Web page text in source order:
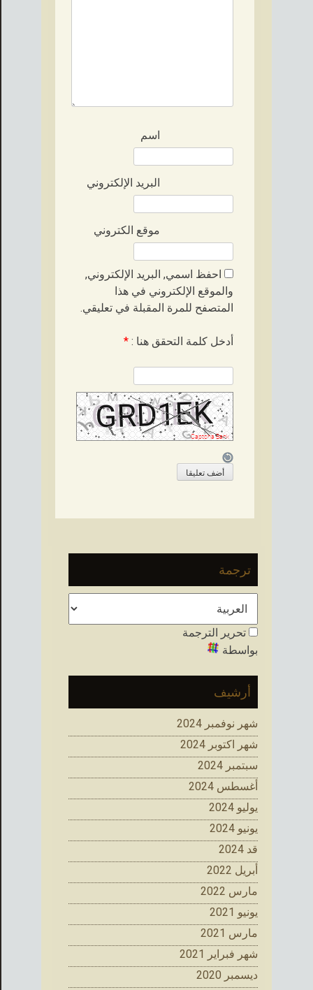
اسم
البريد الإلكتروني
موقع الكتروني
احفظ اسمي, البريد الإلكتروني,
والموقع الإلكتروني في هذا
المتصفح للمرة المقبلة في تعليقي.
أدخل كلمة التحقق هنا : *
ترجمة
تحرير الترجمة
بواسطة
أرشيف
شهر نوفمبر 2024
شهر اكتوبر 2024
سبتمبر 2024
أغسطس 2024
يوليو 2024
يونيو 2024
قد 2024
أبريل 2022
مارس 2022
يونيو 2021
مارس 2021
شهر فبراير 2021
ديسمبر 2020